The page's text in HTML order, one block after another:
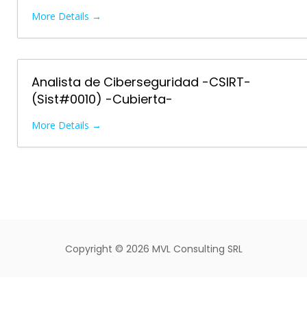
More Details
Analista de Ciberseguridad -CSIRT-
(Sist#0010) -Cubierta-
More Details
Copyright © 2026 MVL Consulting SRL